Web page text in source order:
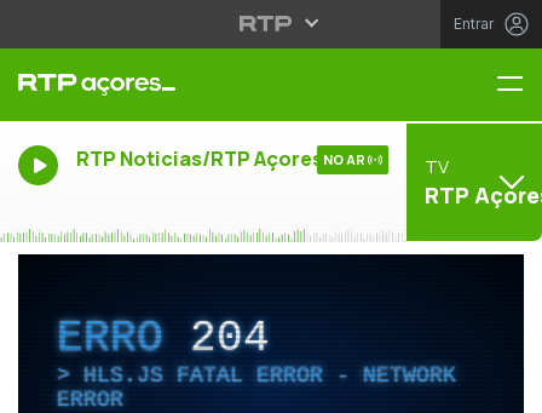
Entrar
RTP Noticias/RTP Açores NO AR TV
RTP
ERRO204
HLS.JS FATAL ERROR - NETWORK
ERROR